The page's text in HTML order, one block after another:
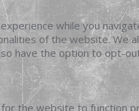
while you
of the website. We
have the option to opt-
the website to function